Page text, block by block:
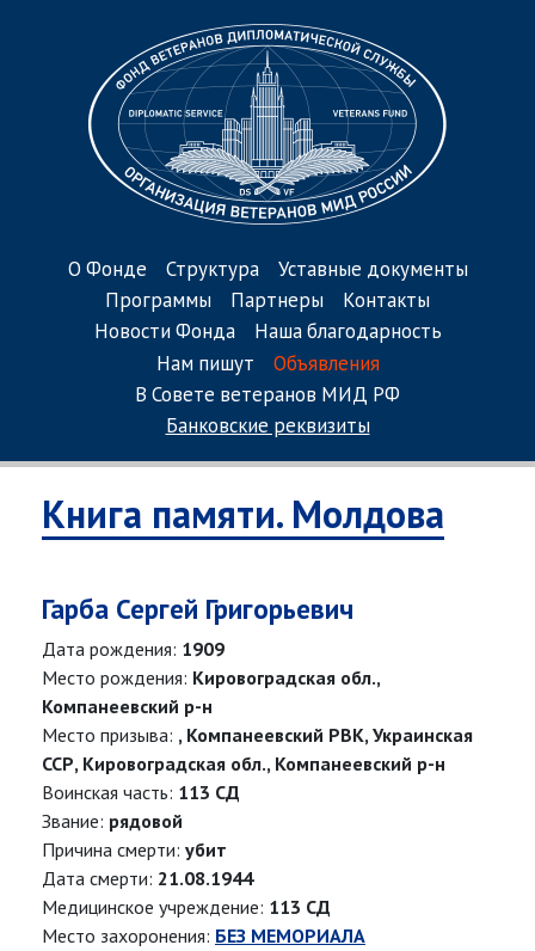
О Фонде Структура
Уставные документы
Программы
Партнеры
Контакты
Новости Фонда
Наша благодарность
Нам пишут
Объявления
В Совете ветеранов МИД РФ
Банковские реквизиты
Книга памяти. Молдова
Гарба Сергей Григорьевич
Дата рождения: 1909
Место рождения: Кировоградская обл.,
Компанеевский р-н
Место призыва: , Компанеевский РВК, Украинская
ССР, Кировоградская обл., Компанеевский р-н
Воинская часть: 113 СД
Звание: рядовой
Причина смерти: убит
Дата смерти: 21.08.1944
Медицинское учреждение: 113 СД
Место захоронения: БЕЗ МЕМОРИАЛА